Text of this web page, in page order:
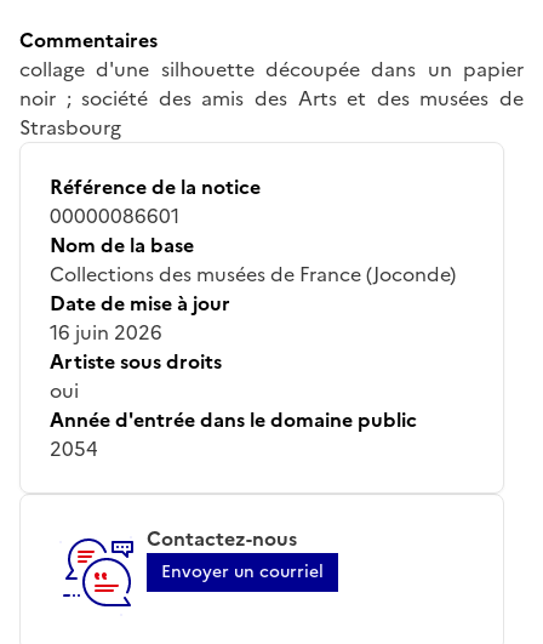
Commentaires
collage d'une silhouette découpée dans un papier
noir ; société des amis des Arts et des musées de
Strasbourg
Référence de la notice
00000086601
Nom de la base
Collections des musées de France (Joconde)
Date de mise à jour
16 juin 2026
Artiste sous droits
oui
Année d'entrée dans le domaine public
2054
Contactez-nous
Envoyer un courriel